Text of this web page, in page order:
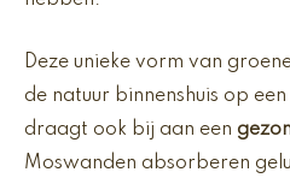
Deze unieke vorm van
de natuur binnenshuis op
draagt ook bij aan een
Moswanden absorberen